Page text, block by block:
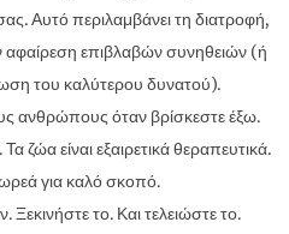
Αυτό περιλαμβάνει τη διατροφή,
επιβλαβών συνηθειών (ή
του καλύτερου δυνατού).
ανθρώπους όταν βρίσκεστε έξω.
ζώα είναι εξαιρετικά θεραπευτικά.
για καλό σκοπό.
Ξεκινήστε το. Και τελειώστε το.